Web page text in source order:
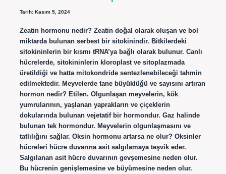
Tarih: Kasım 5, 2024
Zeatin hormonu nedir? Zeatin doğal olarak oluşan ve bol
miktarda bulunan serbest bir sitokinindir. Bitkilerdeki
sitokininlerin bir kısmı tRNA’ya bağlı olarak bulunur. Canlı
hücrelerde, sitokininlerin kloroplast ve sitoplazmada
üretildiği ve hatta mitokondride sentezlenebileceği tahmin
edilmektedir. Meyvelerde tane büyüklüğü ve sayısını artıran
hormon nedir? Etilen. Olgunlaşan meyvelerin, kök
yumrularının, yaşlanan yaprakların ve çiçeklerin
dokularında bulunan vejetatif bir hormondur. Gaz halinde
bulunan tek hormondur. Meyvelerin olgunlaşmasını ve
tatlılığını sağlar. Oksin hormonu artarsa ne olur? Oksinler
hücreleri hücre duvarına asit salgılamaya teşvik eder.
Salgılanan asit hücre duvarının gevşemesine neden olur.
Bu hücrenin genişlemesine ve büyümesine neden olur.